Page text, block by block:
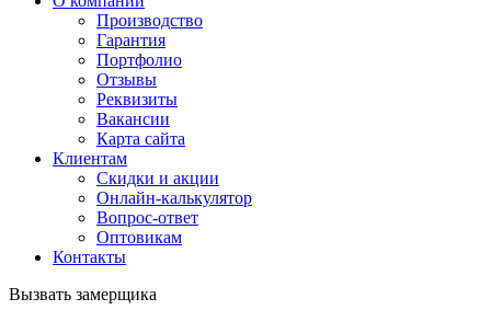
Производство
Гарантия
Портфолио
Отзывы
Реквизиты
Вакансии
Карта сайта
Клиентам
Скидки и акции
Онлайн-калькулятор
Вопрос-ответ
Оптовикам
Контакты
Вызвать замерщика